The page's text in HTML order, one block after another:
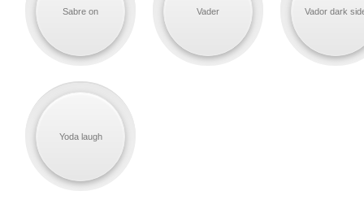
Sabre on Vader Vador dark
Yoda laugh